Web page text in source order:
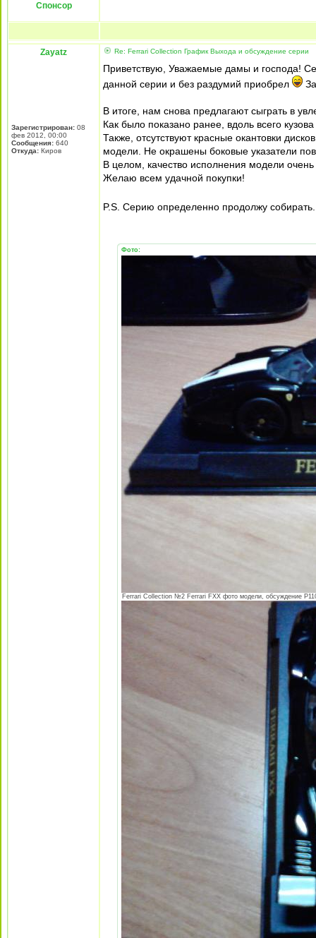
Спонсор
Zayatz
Зарегистрирован: 08
фев 2012, 00:00
Сообщения: 640
Откуда: Киров
Re: Ferrari Collection График Выхода и обсуждение серии
Приветствую, Уважаемые дамы и господа!
данной серии и без раздумий приобрел
В итоге, нам снова предлагают сыграть в
Как было показано ранее, вдоль всего
Также, отсутствуют красные окантовки
модели. Не окрашены боковые указатели
В целом, качество исполнения модели
Желаю всем удачной покупки!
P.S. Cерию определенно продолжу
Фото:
Ferrari Collection №2 Ferrari FXX фото модели, обсуждение